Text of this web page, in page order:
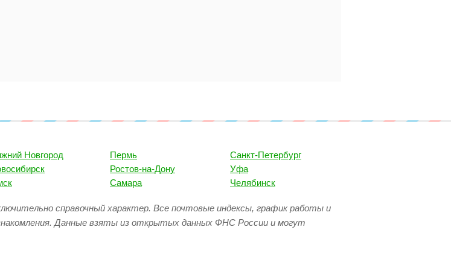
Новгород
Пермь
Ростов-на-Дону
Самара
Санкт-Петербург
Уфа
Челябинск
справочный характер. Все почтовые индексы, график работы и
Данные взяты из открытых данных ФНС России и могут